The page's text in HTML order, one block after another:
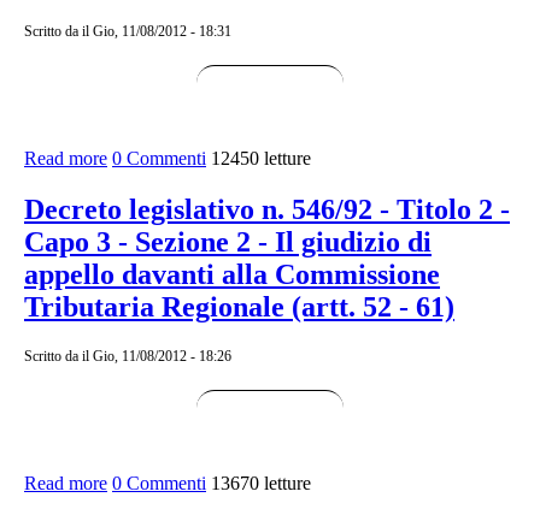
Scritto da il Gio, 11/08/2012 - 18:31
Read more about D.lgs. 546/92 - Titolo 2 - Capo 3 - Sezione 4 - La
0 Commenti 12450 letture
Decreto legislativo n. 546/92 - Titolo 2 -
Capo 3 - Sezione 2 - Il giudizio di
appello davanti alla Commissione
Tributaria Regionale (artt. 52 - 61)
Scritto da il Gio, 11/08/2012 - 18:26
Read more about Decreto legislativo n. 546/92 - Titolo 2 - Capo 3 -
0 Commenti 13670 letture